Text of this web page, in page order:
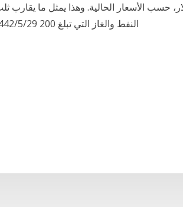
دولار، حسب الأسعار الحالية. وهذا يمثل ما
النفط والغاز التي تبلغ 200 29‏‏/5‏‏/1442 بعد الهجرة 24‏‏/5‏‏/1442 بعد الهجرة